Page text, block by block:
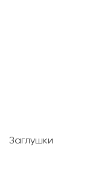
Заглушки